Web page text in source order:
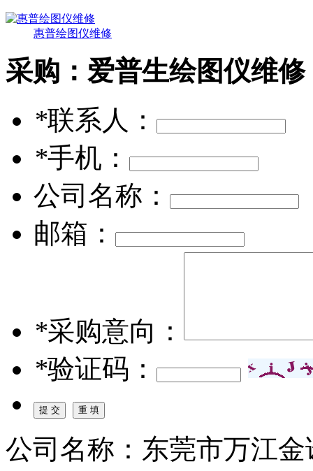
惠普绘图仪维修
采购： 爱普生绘图仪维修
*联系人：
*手机：
公司名称：
邮箱：
*采购意向：
*验证码：
公司名称：东莞市万江